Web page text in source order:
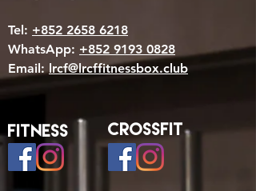
Tel: +852 2658 6218
WhatsApp: +852 9193 0828
Email:lrcf@lrcffitnessbox.club
Fitness CROSSFIT